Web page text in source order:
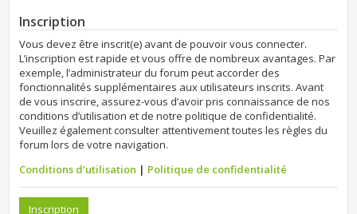
Inscription
Vous devez être inscrit(e) avant de pouvoir vous connecter.
L’inscription est rapide et vous offre de nombreux avantages. Par
exemple, l’administrateur du forum peut accorder des
fonctionnalités supplémentaires aux utilisateurs inscrits. Avant
de vous inscrire, assurez-vous d’avoir pris connaissance de nos
conditions d’utilisation et de notre politique de confidentialité.
Veuillez également consulter attentivement toutes les règles du
forum lors de votre navigation.
Conditions d’utilisation | Politique de confidentialité
Inscription